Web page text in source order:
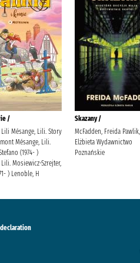
/
Lili Mésange, Lili. Story
Mésange, Lili.
(1974- )
Mosiewicz-Szrejter,
) Lenoble, H
Skazany /
McFadden, Freida Pawlik,
Elżbieta Wydawnictwo
Poznańskie